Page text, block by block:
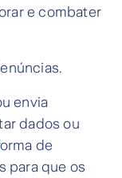
e combater
envia
dados ou
de
para que os